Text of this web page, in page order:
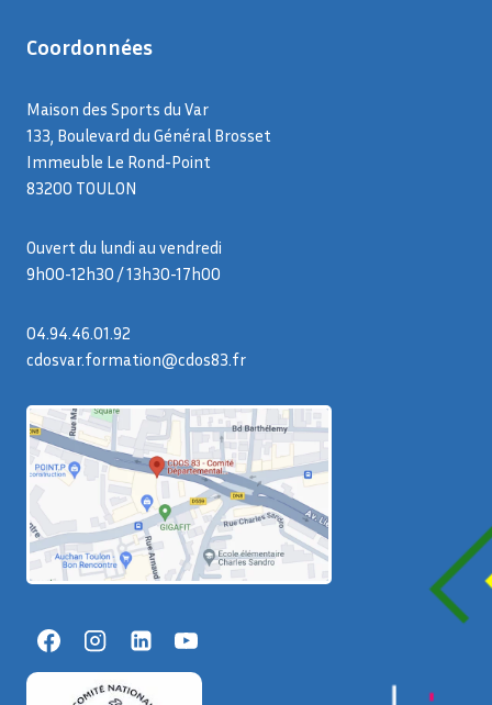
Coordonnées
Maison des Sports du Var
133, Boulevard du Général Brosset
Immeuble Le Rond-Point
83200 TOULON
Ouvert du lundi au vendredi
9h00-12h30 / 13h30-17h00
04.94.46.01.92
cdosvar.formation@cdos83.fr